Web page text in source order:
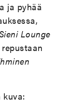
ja pyhää
Lounge